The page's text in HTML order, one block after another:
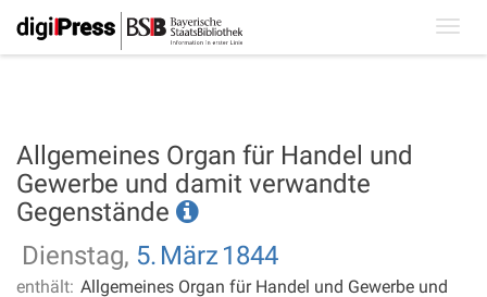
Allgemeines Organ für Handel und
Gewerbe und damit verwandte
Gegenstände
Dienstag, 5. März 1844
enthält: Allgemeines Organ für Handel und Gewerbe und